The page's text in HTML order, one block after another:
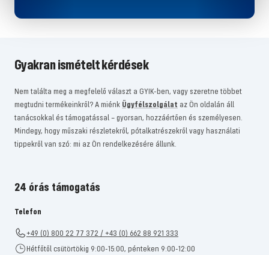
Gyakran ismételt kérdések
Nem találta meg a megfelelő választ a GYIK-ben, vagy szeretne többet
megtudni termékeinkről? A miénk Ügyfélszolgálat az Ön oldalán áll
tanácsokkal és támogatással – gyorsan, hozzáértően és személyesen.
Mindegy, hogy műszaki részletekről, pótalkatrészekről vagy használati
tippekről van szó: mi az Ön rendelkezésére állunk.
24 órás támogatás
Telefon
+49 (0) 800 22 77 372 / +43 (0) 662 88 921 333
Hétfőtől csütörtökig 9:00-15:00, pénteken 9:00-12:00